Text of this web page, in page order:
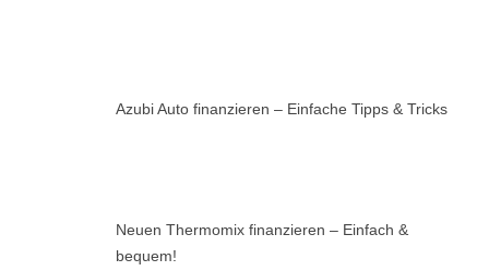
Azubi Auto finanzieren – Einfache Tipps & Tricks
Neuen Thermomix finanzieren – Einfach &
bequem!